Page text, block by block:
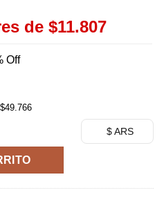
de $11.807
Off
$ ARS
Ball - Bandai Banpresto